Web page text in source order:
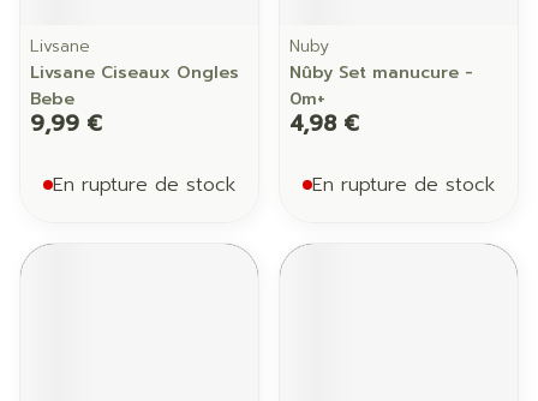
Livsane
Livsane Ciseaux Ongles
Bebe
9,99 €
En rupture de stock
Nuby
Nûby Set manucure -
0m+
4,98 €
En rupture de stock